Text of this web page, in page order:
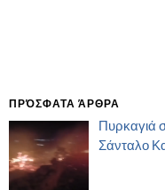
ΠΡΌΣΦΑΤΑ ΆΡΘΡΑ
Πυρκαγιά
Σάνταλο